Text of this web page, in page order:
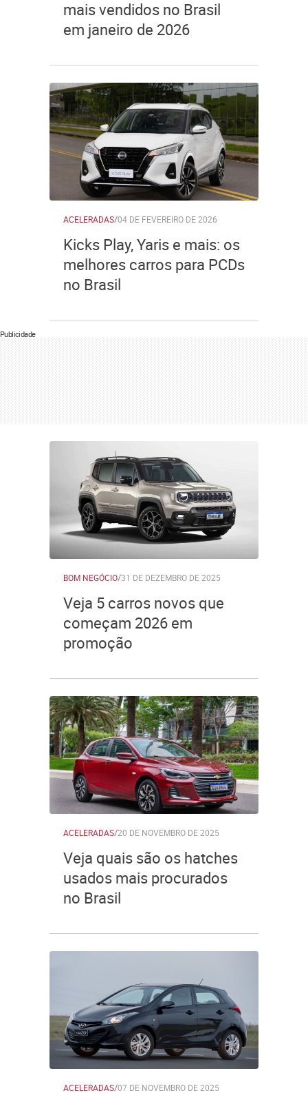
mais vendidos no Brasil
em janeiro de 2026
ACELERADAS/04 DE FEVEREIRO DE 2026
Kicks Play, Yaris e mais: os
melhores carros para PCDs
no Brasil
Publicidade
BOM NEGÓCIO/31 DE DEZEMBRO DE 2025
Veja 5 carros novos que
começam 2026 em
promoção
ACELERADAS/20 DE NOVEMBRO DE 2025
Veja quais são os hatches
usados mais procurados
no Brasil
ACELERADAS/07 DE NOVEMBRO DE 2025